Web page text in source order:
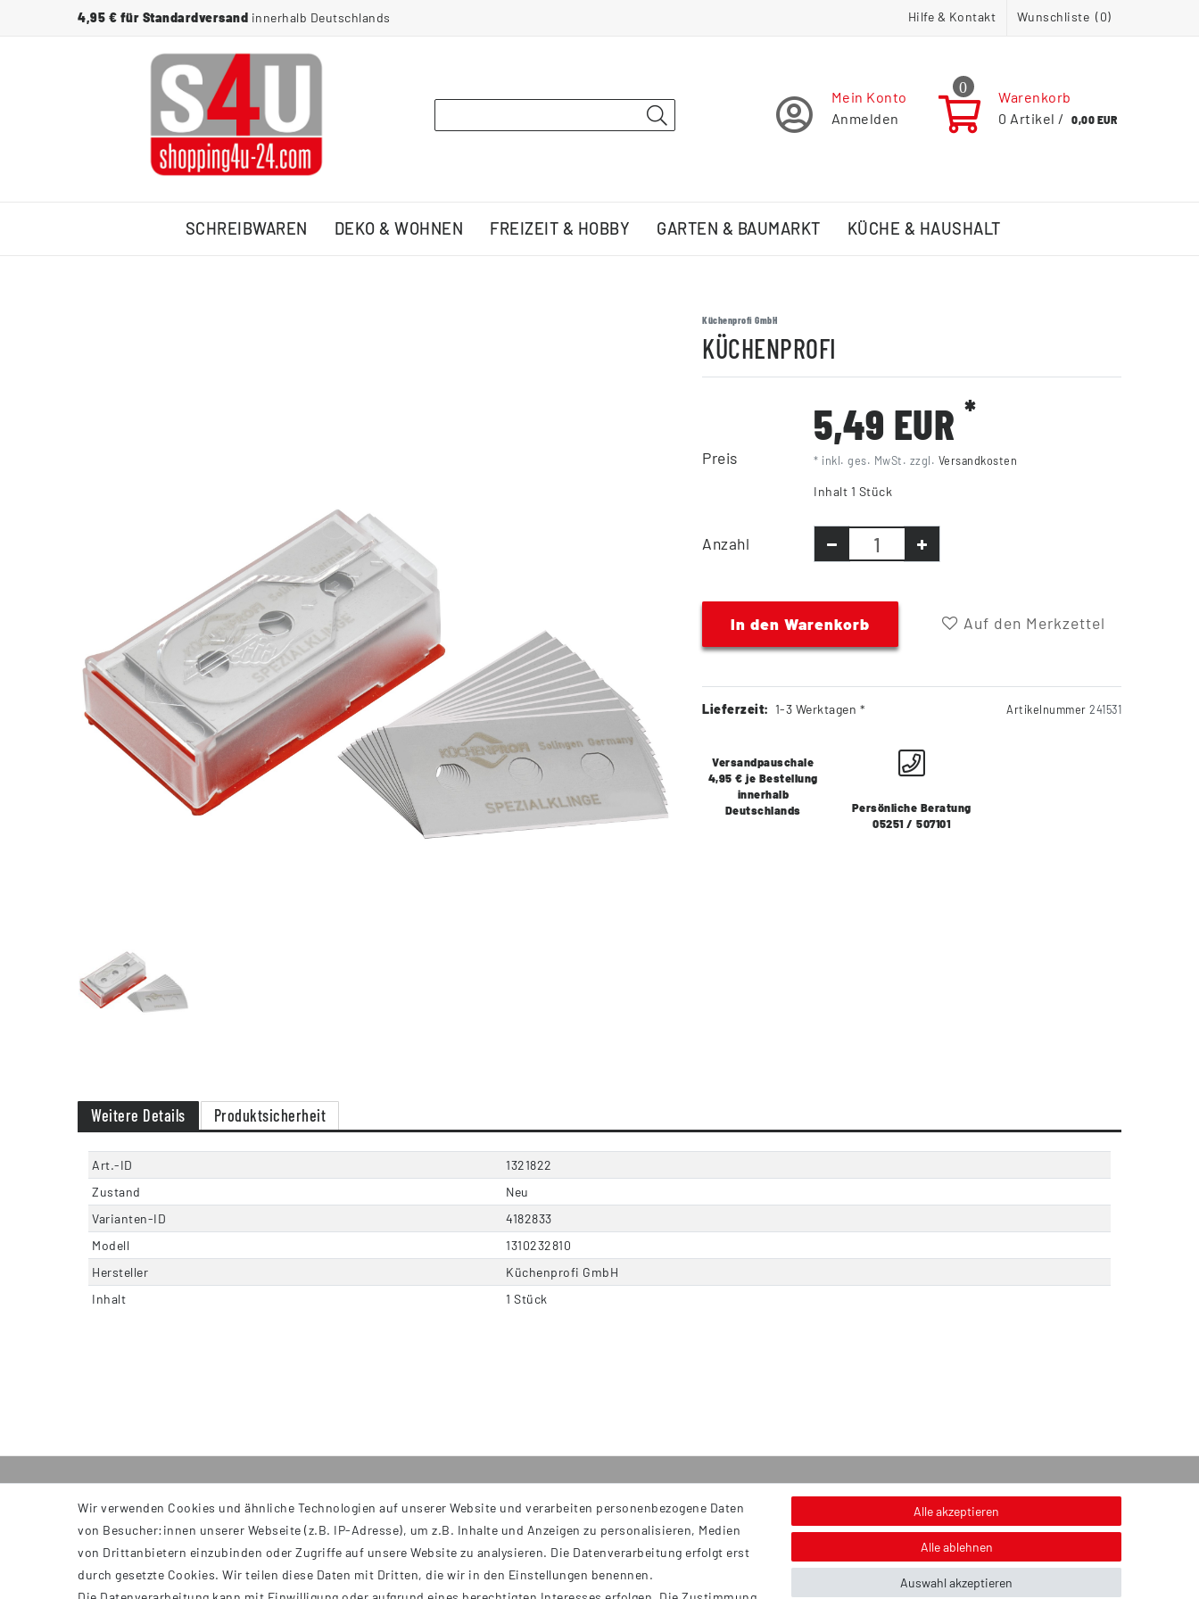
4,95 € für Standardversand innerhalb Deutschlands Hilfe & Kontakt Wunschliste (0)
Mein Konto
Anmelden
0
Warenkorb
0 Artikel / 0,00 EUR
SCHREIBWAREN DEKO & WOHNEN FREIZEIT & HOBBY GARTEN & BAUMARKT KÜCHE & HAUSHALT
Küchenprofi GmbH
KÜCHENPROFI
Preis
5,49 EUR *
* inkl. ges. MwSt. zzgl. Versandkosten
Inhalt 1 Stück
Anzahl
In den Warenkorb Auf den Merkzettel
Lieferzeit: 1-3 Werktagen * Artikelnummer 241531
Versandpauschale
4,95 € je Bestellung
innerhalb
Deutschlands
Persönliche Beratung
05251 / 507101
Weitere Details Produktsicherheit
Art.-ID
1321822
Zustand
Neu
Varianten-ID
4182833
Modell
1310232810
Hersteller
Küchenprofi GmbH
Inhalt
1 Stück
INFORMATIONEN
AGB
Impressum
Service
Kontakt
Versand
Hinweis zur Entsorgung von Altbatterien & Altöl
Bildnachweis
Wir verwenden Cookies und ähnliche Technologien auf unserer Website und verarbeiten personenbezogene Daten
von Besucher:innen unserer Webseite (z.B. IP-Adresse), um z.B. Inhalte und Anzeigen zu personalisieren, Medien
von Drittanbietern einzubinden oder Zugriffe auf unsere Website zu analysieren. Die Datenverarbeitung erfolgt erst
durch gesetzte Cookies. Wir teilen diese Daten mit Dritten, die wir in den Einstellungen benennen.
Alle akzeptieren
Alle ablehnen
Auswahl akzeptieren